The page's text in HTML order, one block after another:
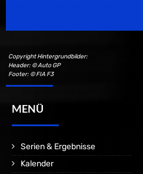
Copyright Hintergrundbilder:
Header: © Auto GP
Footer: © FIA F3
MENÜ
Serien & Ergebnisse
Kalender